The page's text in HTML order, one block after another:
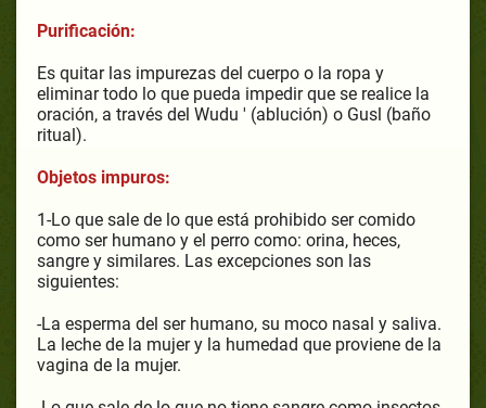
Purificación:
Es quitar las impurezas del cuerpo o la ropa y
eliminar todo lo que pueda impedir que se realice la
oración, a través del Wudu ' (ablución) o Gusl (baño
ritual).
Objetos impuros:
1-Lo que sale de lo que está prohibido ser comido
como ser humano y el perro como: orina, heces,
sangre y similares. Las excepciones son las
siguientes:
-La esperma del ser humano, su moco nasal y saliva.
La leche de la mujer y la humedad que proviene de la
vagina de la mujer.